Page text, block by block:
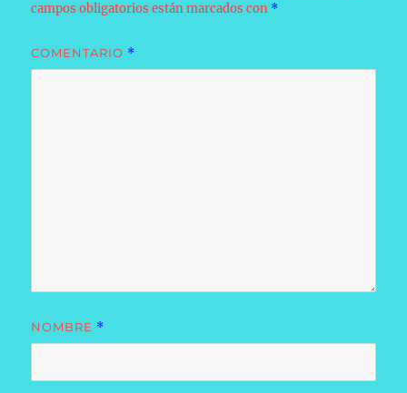
campos obligatorios están marcados con *
COMENTARIO *
NOMBRE *